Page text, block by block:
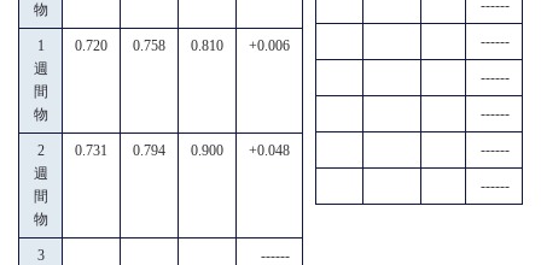
物
1
週
間
物
0.720 0.758 0.810 +0.006
2
週
間
物
0.731 0.794 0.900 +0.048
3
------
------
------
------
------
------
------